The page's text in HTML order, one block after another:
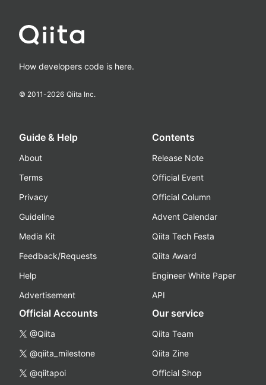
How developers code is here.
© 2011-2026 Qiita Inc.
Guide & Help
About
Terms
Privacy
Guideline
Media Kit
Feedback/Requests
Help
Advertisement
Contents
Release Note
Official Event
Official Column
Advent Calendar
Qiita Tech Festa
Qiita Award
Engineer White Paper
API
Official Accounts
@Qiita
@qiita_milestone
@qiitapoi
Our service
Qiita Team
Qiita Zine
Official Shop